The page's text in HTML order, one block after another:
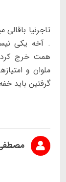
تاجرنیا
. آخه یکی
همت خرج
ملوان و
گرفتین باید